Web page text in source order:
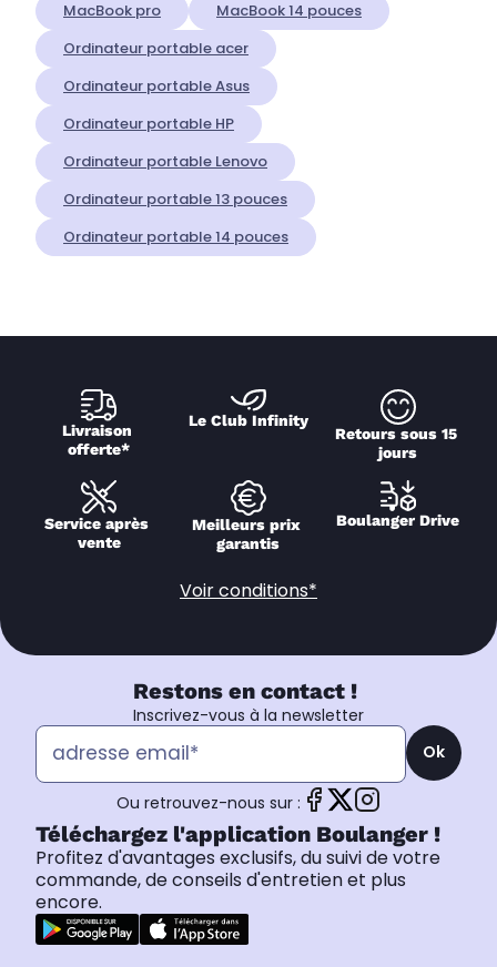
MacBook pro
MacBook 14 pouces
Ordinateur portable acer
Ordinateur portable Asus
Ordinateur portable HP
Ordinateur portable Lenovo
Ordinateur portable 13 pouces
Ordinateur portable 14 pouces
Livraison
offerte*
Le Club Infinity
Retours sous 15
jours
Service après
vente
Meilleurs prix
garantis
Boulanger Drive
Voir conditions*
Restons en contact !
Inscrivez-vous à la newsletter
Ok
Ou retrouvez-nous sur :
Téléchargez l'application Boulanger !
Profitez d'avantages exclusifs, du suivi de votre
commande, de conseils d'entretien et plus
encore.